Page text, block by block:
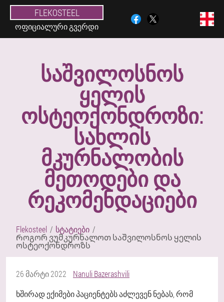
FLEKOSTEEL
ᲝᲤᲘᲪᲘᲐᲚᲣᲠᲘ ᲒᲕᲔᲠᲓᲘ
ᲡᲐᲨᲕᲘᲚᲝᲡᲜᲝᲡ
ᲧᲔᲚᲘᲡ
ᲝᲡᲢᲔᲝᲥᲝᲜᲓᲠᲝᲖᲘ:
ᲡᲐᲮᲚᲘᲡ
ᲛᲙᲣᲠᲜᲐᲚᲝᲑᲘᲡ
ᲛᲔᲗᲝᲓᲔᲑᲘ ᲓᲐ
ᲠᲔᲙᲝᲛᲔᲜᲓᲐᲪᲘᲔᲑᲘ
Flekosteel სტატიები
Როგორ ვუმკურნალოთ საშვილოსნოს ყელის
ოსტეოქონდროზს
26 მარტი 2022
Nanuli Bazerashvili
ხშირად ექიმები პაციენტებს აძლევენ ნებას, რომ